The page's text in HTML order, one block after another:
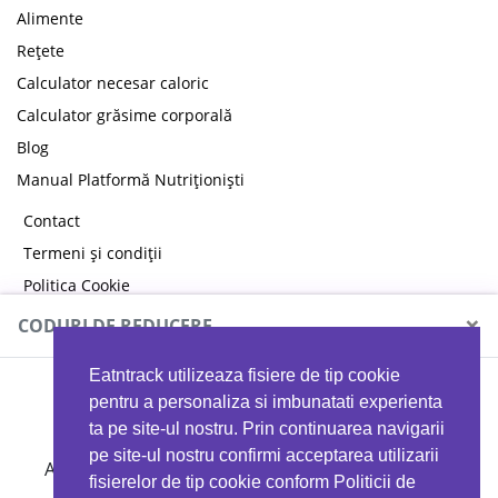
Eatntrack utilizeaza fisiere de tip cookie
pentru a personaliza si imbunatati experienta
ta pe site-ul nostru. Prin continuarea navigarii
pe site-ul nostru confirmi acceptarea utilizarii
fisierelor de tip cookie conform Politicii de
Alimente
Rețete
Calculator necesar caloric
Calculator grăsime corporală
Blog
Manual Platformă Nutriționiști
Contact
Termeni și condiții
Politica Cookie
Politica de confidențialitate
CODURI DE REDUCERE ×
MYPROTEIN
Ai 40%reducere la orice comandă folosind codul